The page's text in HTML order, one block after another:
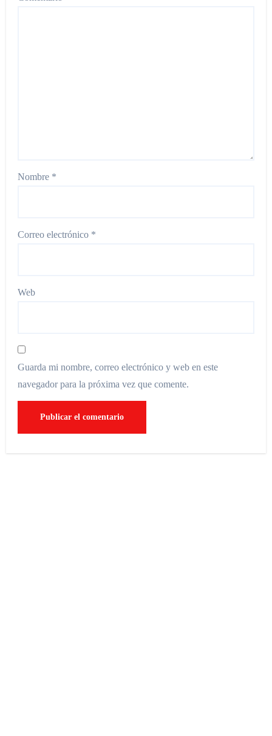
Nombre *
Correo electrónico *
Web
Guarda mi nombre, correo electrónico y web en este
navegador para la próxima vez que comente.